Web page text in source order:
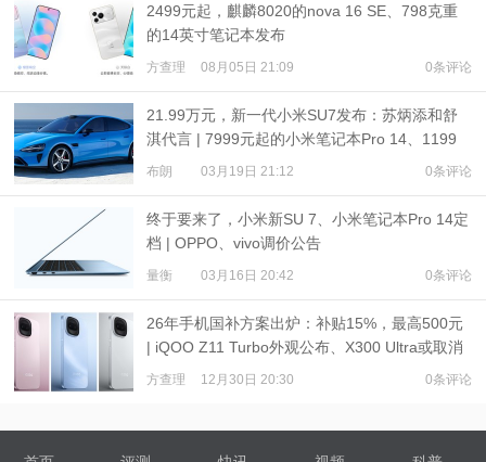
2499元起，麒麟8020的nova 16 SE、798克重
的14英寸笔记本发布
方查理 08月05日 21:09 0条评论
21.99万元，新一代小米SU7发布：苏炳添和舒
淇代言 | 7999元起的小米笔记本Pro 14、1199
元起的小米Watch S5发布
布朗 03月19日 21:12 0条评论
终于要来了，小米新SU 7、小米笔记本Pro 14定
档 | OPPO、vivo调价公告
量衡 03月16日 20:42 0条评论
26年手机国补方案出炉：补贴15%，最高500元
| iQOO Z11 Turbo外观公布、X300 Ultra或取消
拍照键
方查理 12月30日 20:30 0条评论